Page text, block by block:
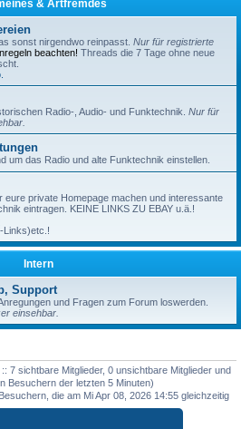
& Artfremdes
sonst nirgendwo reinpasst. Nur für registrierte
beachten! Threads die 7 Tage ohne neue
Radio-, Audio- und Funktechnik. Nur für
um das Radio und alte Funktechnik einstellen.
eure private Homepage machen und interessante
eintragen. KEINE LINKS ZU EBAY u.ä.!
Links)etc.!
Intern
Support
und Fragen zum Forum loswerden.
einsehbar.
7 sichtbare Mitglieder, 0 unsichtbare Mitglieder und
Besuchern der letzten 5 Minuten)
Besuchern, die am Mi Apr 08, 2026 14:55 gleichzeitig